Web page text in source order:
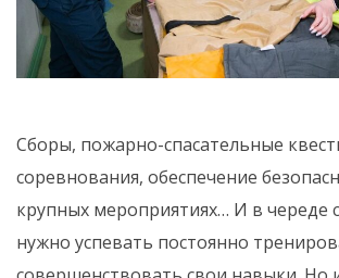
Сборы, пожарно-спасательные
соревнования, обеспечение
крупных мероприятиях… И в череде
нужно успевать постоянно